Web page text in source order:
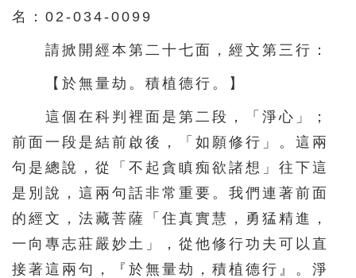
121 122
126 127 128 129 130
131 132 133 134
141 142 143 144 145
146 147 148 149 150
151 152 153 154 155
156 157 158 159 160
161 162 163 164 165
名：02-034-0099
請掀開經本第二十七面，經文第三行：
【於無量劫。積植德行。】
這個在科判裡面是第二段，「淨心」；
前面一段是結前啟後，「如願修行」。這兩
句是總說，從「不起貪瞋痴欲諸想」往下這
是別說，這兩句話非常重要。我們連著前面
的經文，法藏菩薩「住真實慧，勇猛精進，
一向專志莊嚴妙土」，從他修行功夫可以直
接著這兩句，『於無量劫，積植德行』。淨